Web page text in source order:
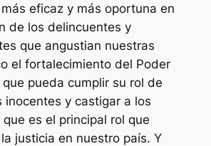
eficaz y más oportuna en
de los delincuentes y
que angustian nuestras
el fortalecimiento del Poder
pueda cumplir su rol de
inocentes y castigar a los
es el principal rol que
justicia en nuestro país. Y